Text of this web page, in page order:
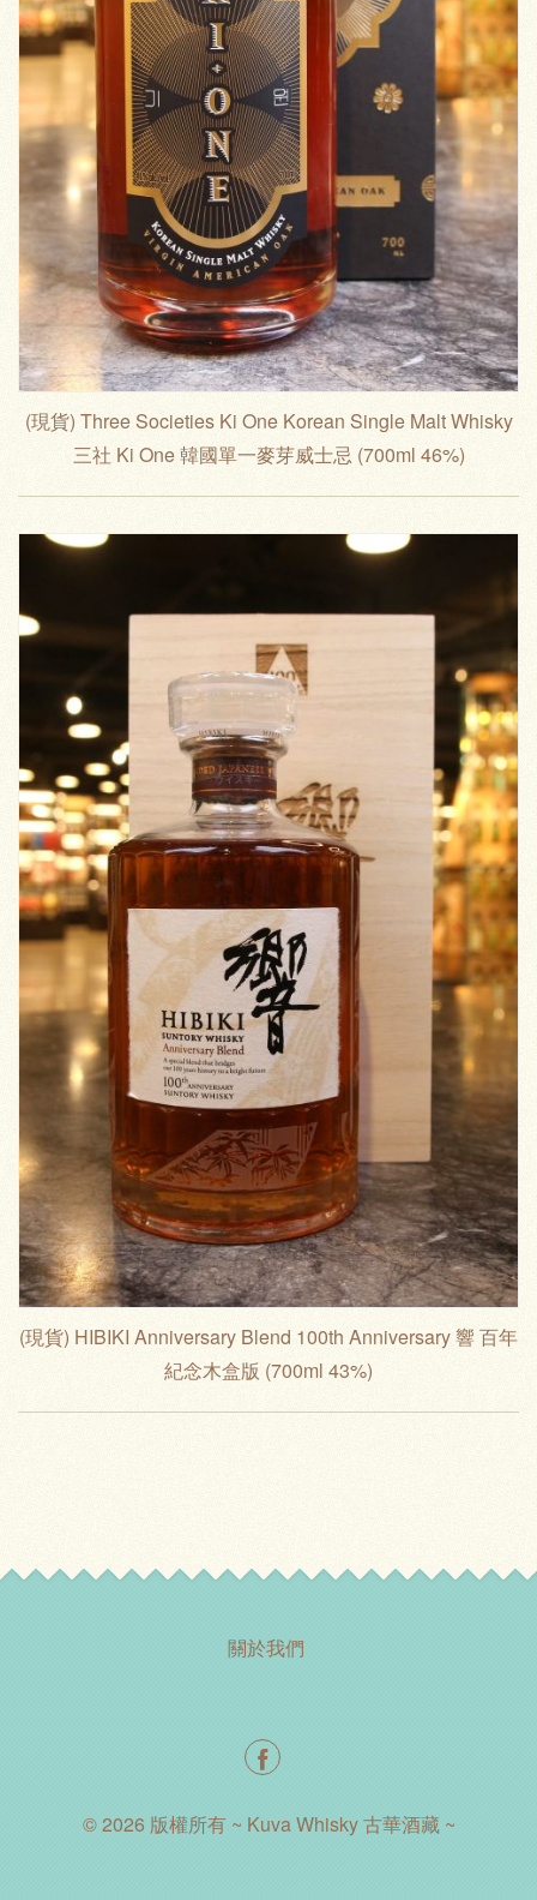
(現貨) Three Societies Ki One Korean Single Malt Whisky
三社 Ki One 韓國單一麥芽威士忌 (700ml 46%)
(現貨) HIBIKI Anniversary Blend 100th Anniversary 響 百年
紀念木盒版 (700ml 43%)
關於我們
© 2026 版權所有 ~ Kuva Whisky 古華酒藏 ~